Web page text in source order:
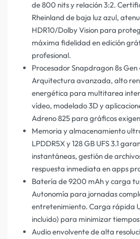
de 800 nits y relación 3:2.
Rheinland de baja luz azul,
HDR10/Dolby Vision para
máxima fidelidad en edición
profesional.
Procesador Snapdragon 8s Gen
Arquitectura avanzada, alto
energética para multitarea
vídeo, modelado 3D y
Adreno 825 para gráficos
Memoria y almacenamiento
LPDDR5X y 128 GB UFS 3.1
instantáneas, gestión de
respuesta inmediata en apps
Batería de 9200 mAh y carga
Autonomía para jornadas
entretenimiento. Carga rápida
incluido) para minimizar
Audio envolvente de alta